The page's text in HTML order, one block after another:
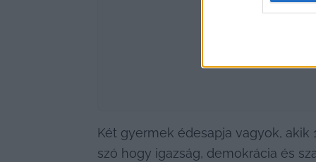
Két gyermek édesapja vagyok,
szó hogy igazság, demokrácia és